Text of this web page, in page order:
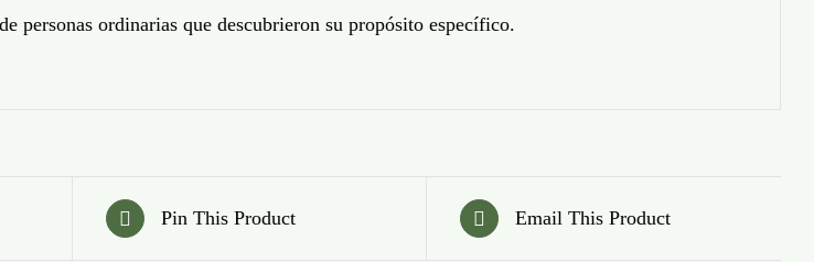
personas ordinarias que descubrieron su propósito específico.
Pin This Product Email This Product